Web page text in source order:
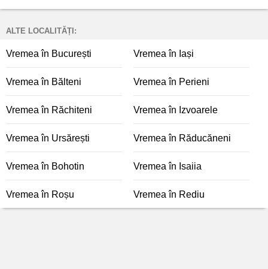
ALTE LOCALITĂȚI:
Vremea în București Vremea în Iași
Vremea în Bălteni Vremea în Perieni
Vremea în Răchiteni Vremea în Izvoarele
Vremea în Ursărești Vremea în Răducăneni
Vremea în Bohotin Vremea în Isaiia
Vremea în Roșu Vremea în Rediu